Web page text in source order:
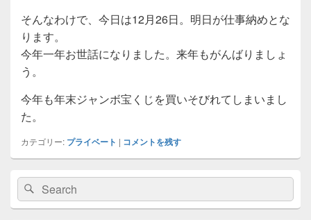
そんなわけで、今日は12月26日。明日が仕事納めとな
ります。
今年一年お世話になりました。来年もがんばりましょ
う。
今年も年末ジャンボ宝くじを買いそびれてしまいまし
た。
カテゴリー: プライベート | コメントを残す
メ
ン
サ
検
索:
検
索